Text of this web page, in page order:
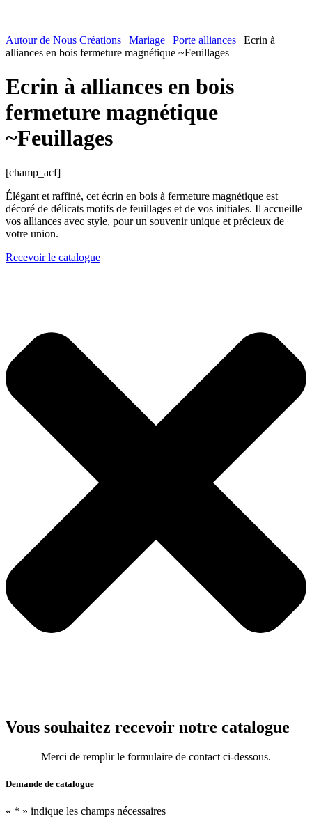
Autour de Nous Créations | Mariage | Porte alliances | Ecrin à
alliances en bois fermeture magnétique ~Feuillages
Ecrin à alliances en bois
fermeture magnétique
~Feuillages
[champ_acf]
Élégant et raffiné, cet écrin en bois à fermeture magnétique est
décoré de délicats motifs de feuillages et de vos initiales. Il accueille
vos alliances avec style, pour un souvenir unique et précieux de
votre union.
Recevoir le catalogue
Vous souhaitez recevoir notre catalogue
Merci de remplir le formulaire de contact ci-dessous.
Demande de catalogue
« * » indique les champs nécessaires